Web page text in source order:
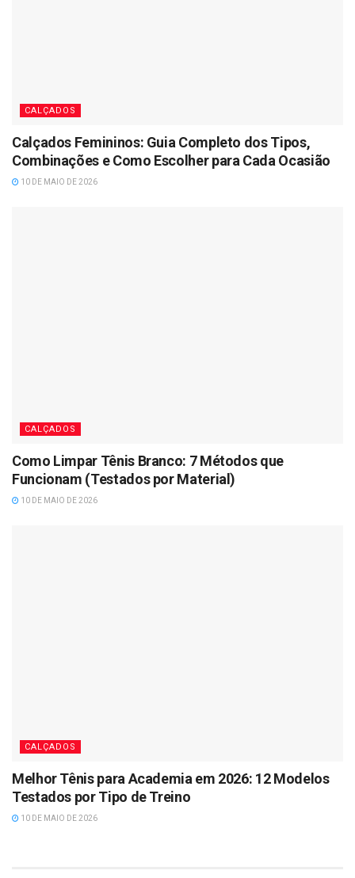
CALÇADOS
Calçados Femininos: Guia Completo dos Tipos,
Combinações e Como Escolher para Cada Ocasião
10 DE MAIO DE 2026
CALÇADOS
Como Limpar Tênis Branco: 7 Métodos que
Funcionam (Testados por Material)
10 DE MAIO DE 2026
CALÇADOS
Melhor Tênis para Academia em 2026: 12 Modelos
Testados por Tipo de Treino
10 DE MAIO DE 2026